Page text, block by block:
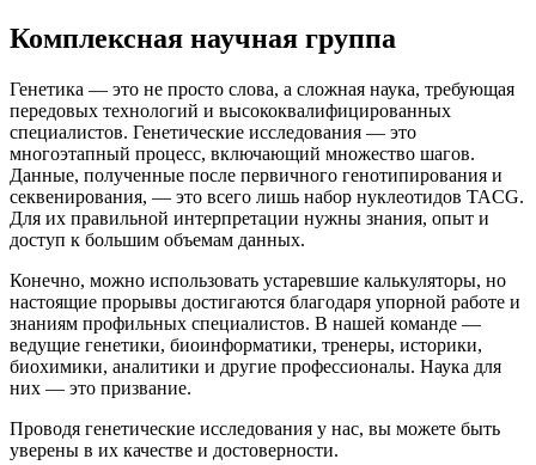
Комплексная научная группа
Генетика — это не просто слова, а сложная наука, требующая
передовых технологий и высококвалифицированных
специалистов. Генетические исследования — это
многоэтапный процесс, включающий множество шагов.
Данные, полученные после первичного генотипирования и
секвенирования, — это всего лишь набор нуклеотидов TACG.
Для их правильной интерпретации нужны знания, опыт и
доступ к большим объемам данных.
Конечно, можно использовать устаревшие калькуляторы, но
настоящие прорывы достигаются благодаря упорной работе и
знаниям профильных специалистов. В нашей команде —
ведущие генетики, биоинформатики, тренеры, историки,
биохимики, аналитики и другие профессионалы. Наука для
них — это призвание.
Проводя генетические исследования у нас, вы можете быть
уверены в их качестве и достоверности.